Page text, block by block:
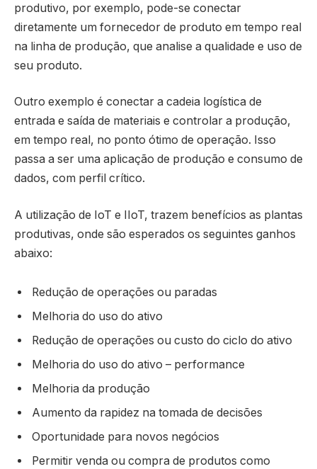
produtivo, por exemplo, pode-se conectar
diretamente um fornecedor de produto em tempo real
na linha de produção, que analise a qualidade e uso de
seu produto.
Outro exemplo é conectar a cadeia logística de
entrada e saída de materiais e controlar a produção,
em tempo real, no ponto ótimo de operação. Isso
passa a ser uma aplicação de produção e consumo de
dados, com perfil crítico.
A utilização de IoT e IIoT, trazem benefícios as plantas
produtivas, onde são esperados os seguintes ganhos
abaixo:
Redução de operações ou paradas
Melhoria do uso do ativo
Redução de operações ou custo do ciclo do ativo
Melhoria do uso do ativo – performance
Melhoria da produção
Aumento da rapidez na tomada de decisões
Oportunidade para novos negócios
Permitir venda ou compra de produtos como